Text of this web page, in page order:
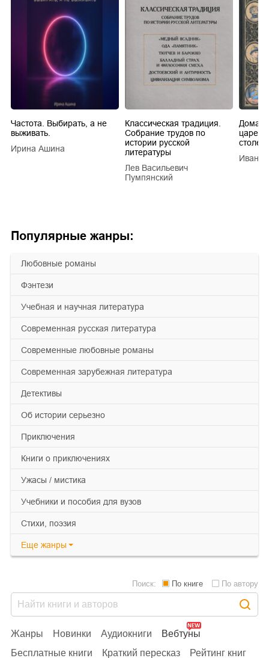
Популярные жанры:
любовные романы
фэнтези
учебная и научная литература
современная русская литература
современные любовные романы
современная зарубежная литература
детективы
об истории серьезно
приключения
книги о приключениях
ужасы / мистика
учебники и пособия для вузов
cтихи, поэзия
Еще жанры
Частота. Выбирать, а не
выживать.
Ирина Ашина
Классическая традиция.
Собрание трудов по
истории русской
литературы
Лев Васильевич
Пумпянский
царей
Иван
Жанры Новинки Аудиокниги
Вебтуны
Бесплатные книги
Краткий пересказ Рейтинг книг
Поиск: По книге По автору